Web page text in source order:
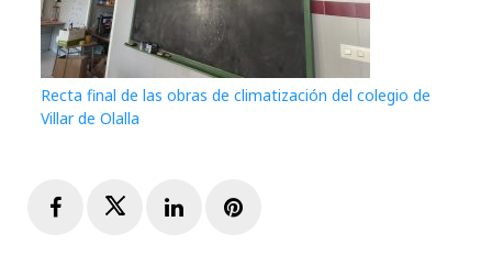
Recta final de las obras de climatización del colegio de
Villar de Olalla
FacebookTwitterLinkedInPinterest